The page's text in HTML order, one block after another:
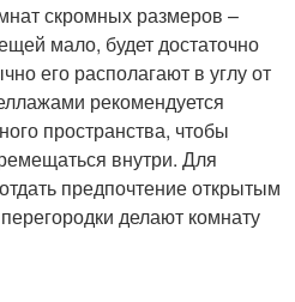
скромных размеров –
мало, будет достаточно
его располагают в углу от
рекомендуется
пространства, чтобы
внутри. Для
предпочтение открытым
делают комнату